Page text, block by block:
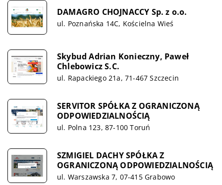
DAMAGRO CHOJNACCY Sp. z o.o.
ul. Poznańska 14C, Kościelna Wieś
Skybud Adrian Konieczny, Paweł
Chlebowicz S.C.
ul. Rapackiego 21a, 71-467 Szczecin
SERVITOR SPÓŁKA Z OGRANICZONĄ
ODPOWIEDZIALNOŚCIĄ
ul. Polna 123, 87-100 Toruń
SZMIGIEL DACHY SPÓŁKA Z
OGRANICZONĄ ODPOWIEDZIALNOŚCIĄ
ul. Warszawska 7, 07-415 Grabowo